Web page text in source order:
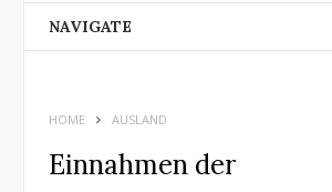
NAVIGATE
HOME AUSLAND
Einnahmen der